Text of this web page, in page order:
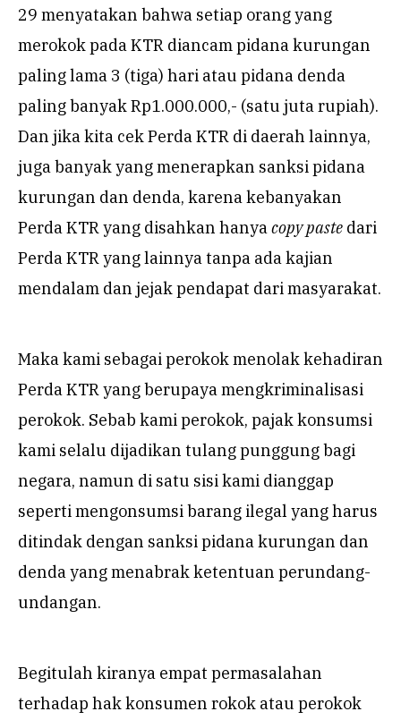
29 menyatakan bahwa setiap orang yang
merokok pada KTR diancam pidana kurungan
paling lama 3 (tiga) hari atau pidana denda
paling banyak Rp1.000.000,- (satu juta rupiah).
Dan jika kita cek Perda KTR di daerah lainnya,
juga banyak yang menerapkan sanksi pidana
kurungan dan denda, karena kebanyakan
Perda KTR yang disahkan hanyacopy paste dari
Perda KTR yang lainnya tanpa ada kajian
mendalam dan jejak pendapat dari masyarakat.
Maka kami sebagai perokok menolak kehadiran
Perda KTR yang berupaya mengkriminalisasi
perokok. Sebab kami perokok, pajak konsumsi
kami selalu dijadikan tulang punggung bagi
negara, namun di satu sisi kami dianggap
seperti mengonsumsi barang ilegal yang harus
ditindak dengan sanksi pidana kurungan dan
denda yang menabrak ketentuan perundang-
undangan.
Begitulah kiranya empat permasalahan
terhadap hak konsumen rokok atau perokok